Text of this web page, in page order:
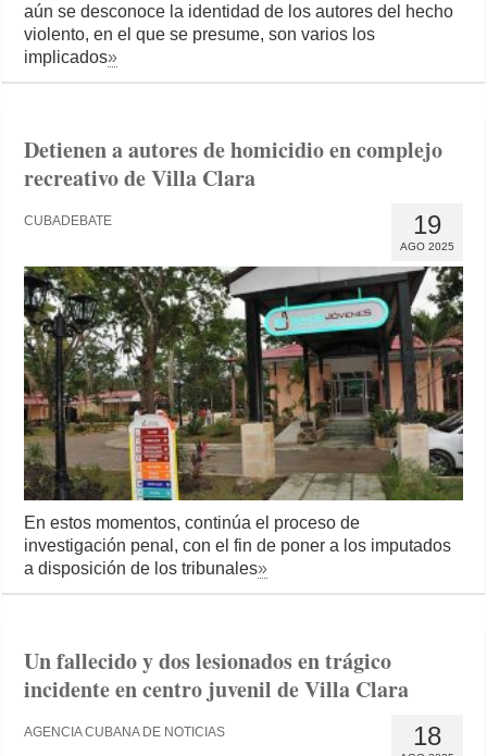
aún se desconoce la identidad de los autores del hecho
violento, en el que se presume, son varios los
implicados»
Detienen a autores de homicidio en complejo
recreativo de Villa Clara
19
AGO 2025
CUBADEBATE
En estos momentos, continúa el proceso de
investigación penal, con el fin de poner a los imputados
a disposición de los tribunales»
Un fallecido y dos lesionados en trágico
incidente en centro juvenil de Villa Clara
18
AGENCIA CUBANA DE NOTICIAS